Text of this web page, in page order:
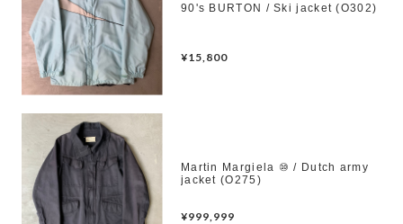
90's BURTON / Ski jacket (O302)
¥15,800
Martin Margiela ⑩ / Dutch army
jacket (O275)
¥999,999